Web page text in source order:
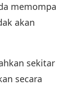
memompa
akan
sekitar
secara